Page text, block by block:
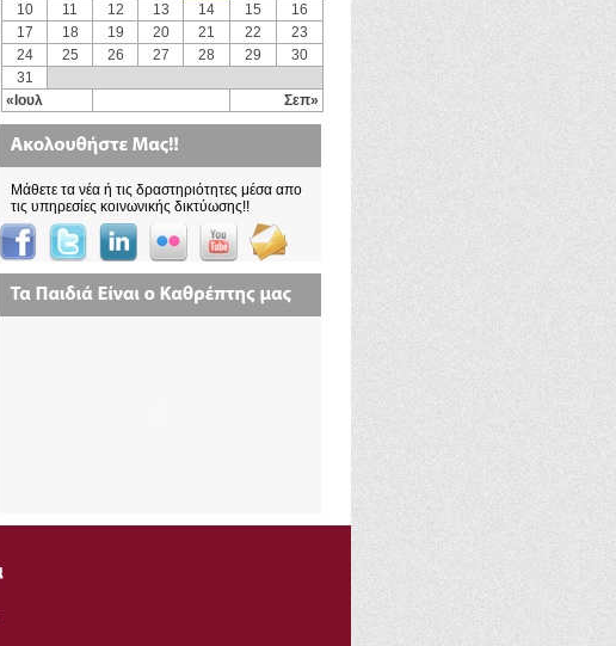
«Ιουλ Σεπ»
10
11 12 13 14 15
16
17
18 19 20 21 22
23
24
25 26 27 28 29
30
31
Μάθετε τα νέα ή τις δραστηριότητες μέσα απο
τις υπηρεσίες κοινωνικής δικτύωσης!!